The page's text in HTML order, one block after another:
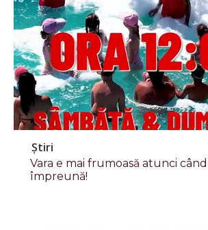
Știri
Vara e mai frumoasă atunci
împreună!